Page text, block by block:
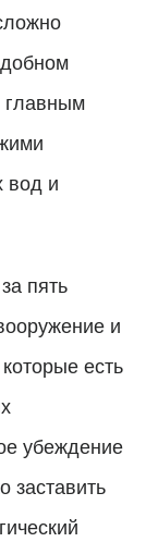
главным
вод и
пять
и
есть
убеждение
заставить